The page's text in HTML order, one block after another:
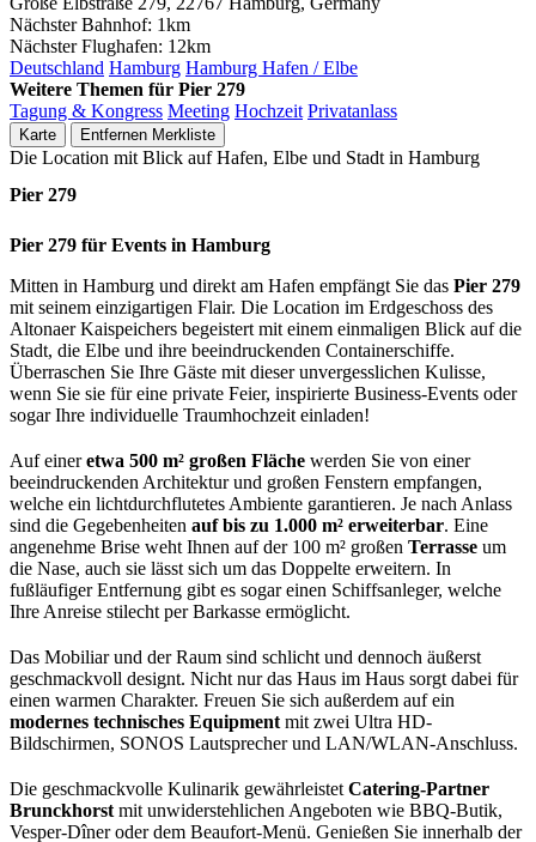
Nächster Bahnhof: 1km
Nächster Flughafen: 12km
Deutschland Hamburg Hamburg Hafen / Elbe
Weitere Themen für Pier 279
Tagung & Kongress Meeting Hochzeit Privatanlass
Karte Entfernen Merkliste
Die Location mit Blick auf Hafen, Elbe und Stadt in Hamburg
Pier 279
Pier 279 für Events in Hamburg
Mitten in Hamburg und direkt am Hafen empfängt Sie das Pier 279
mit seinem einzigartigen Flair. Die Location im Erdgeschoss des
Altonaer Kaispeichers begeistert mit einem einmaligen Blick auf die
Stadt, die Elbe und ihre beeindruckenden Containerschiffe.
Überraschen Sie Ihre Gäste mit dieser unvergesslichen Kulisse,
wenn Sie sie für eine private Feier, inspirierte Business-Events oder
sogar Ihre individuelle Traumhochzeit einladen!
Auf eineretwa 500 m² großen Fläche werden Sie von einer
beeindruckenden Architektur und großen Fenstern empfangen,
welche ein lichtdurchflutetes Ambiente garantieren. Je nach Anlass
sind die Gegebenheiten auf bis zu 1.000 m² erweiterbar. Eine
angenehme Brise weht Ihnen auf der 100 m² großen Terrasse um
die Nase, auch sie lässt sich um das Doppelte erweitern. In
fußläufiger Entfernung gibt es sogar einen Schiffsanleger, welche
Ihre Anreise stilecht per Barkasse ermöglicht.
Das Mobiliar und der Raum sind schlicht und dennoch äußerst
geschmackvoll designt. Nicht nur das Haus im Haus sorgt dabei für
einen warmen Charakter. Freuen Sie sich außerdem auf ein
modernes technisches Equipment mit zwei Ultra HD-
Bildschirmen, SONOS Lautsprecher und LAN/WLAN-Anschluss.
Die geschmackvolle Kulinarik gewährleistet Catering-Partner
Brunckhorst mit unwiderstehlichen Angeboten wie BBQ-Butik,
Vesper-Dîner oder dem Beaufort-Menü. Genießen Sie innerhalb der